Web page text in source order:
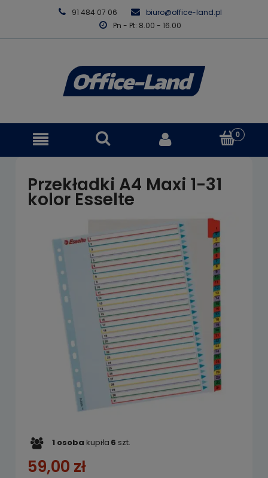
91 484 07 06
biuro@office-land.pl
Pn - Pt: 8.00 - 16.00
Przekładki A4 Maxi 1-31
kolor Esselte
1 osoba kupiła 6 szt.
59,00 zł